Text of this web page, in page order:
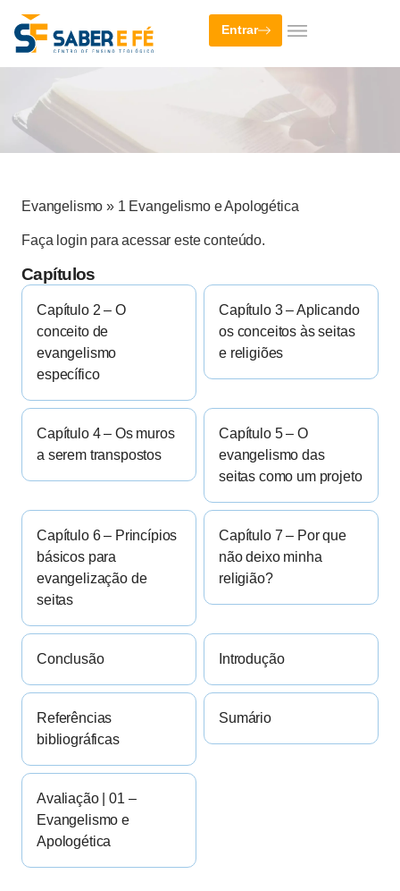
Entrar
Evangelismo » 1 Evangelismo e Apologética
Faça login para acessar este conteúdo.
Capítulos
Capítulo 2 – O
conceito de
evangelismo
específico
Capítulo 3 – Aplicando
os conceitos às seitas
e religiões
Capítulo 4 – Os muros
a serem transpostos
Capítulo 5 – O
evangelismo das
seitas como um projeto
Capítulo 6 – Princípios
básicos para
evangelização de
seitas
Capítulo 7 – Por que
não deixo minha
religião?
Conclusão Introdução
Referências
bibliográficas
Sumário
Avaliação | 01 –
Evangelismo e
Apologética